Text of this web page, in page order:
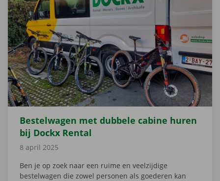
Bestelwagen met dubbele cabine huren
bij Dockx Rental
8 april 2025
Ben je op zoek naar een ruime en veelzijdige
bestelwagen die zowel personen als goederen kan